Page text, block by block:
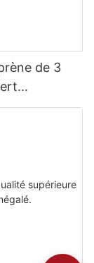
de 3